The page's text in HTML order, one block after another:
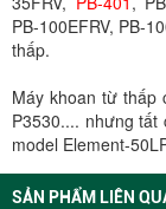
PB-100EFRV, PB-
thấp.
Máy khoan từ thấp
P3530.... nhưng
model Element-
SẢN PHẨM LIÊN